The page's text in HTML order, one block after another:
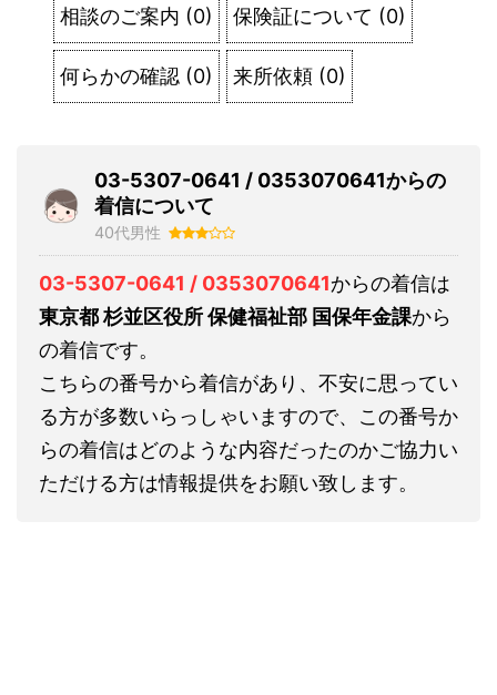
相談のご案内 (0) 保険証について (0)
何らかの確認 (0) 来所依頼 (0)
03-5307-0641 / 0353070641からの
着信について
40代男性
03-5307-0641 / 0353070641からの着信は
東京都 杉並区役所 保健福祉部 国保年金課から
の着信です。
こちらの番号から着信があり、不安に思ってい
る方が多数いらっしゃいますので、この番号か
らの着信はどのような内容だったのかご協力い
ただける方は情報提供をお願い致します。